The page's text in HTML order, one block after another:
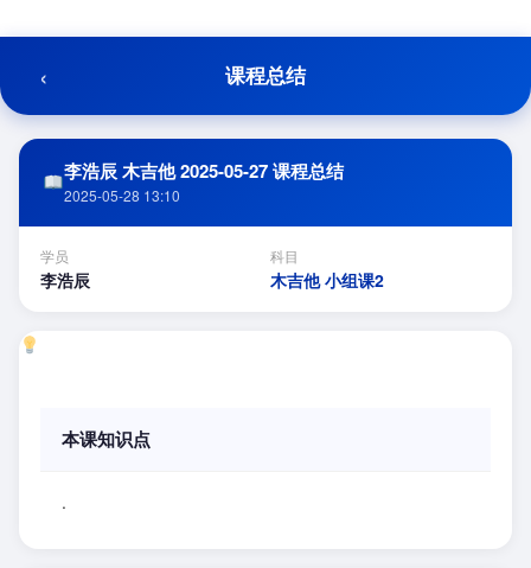
至
容
‹ 课程总结
李浩辰 木吉他 2025-05-27 课程总结
2025-05-28 13:10
学员
李浩辰
科目
木吉他 小组课2
本课知识点
.